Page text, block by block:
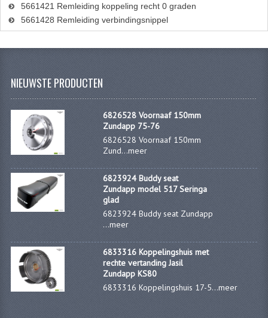
5661421 Remleiding koppeling recht 0 graden
5661428 Remleiding verbindingsnippel
NIEUWSTE PRODUCTEN
6826528 Voornaaf 150mm
Zundapp 75-76
6826528 Voornaaf 150mm
Zund...meer
6823924 Buddy seat
Zundapp model 517 Seringa
glad
6823924 Buddy seat Zundapp
...meer
6833316 Koppelingshuis met
rechte vertanding Jasil
Zundapp KS80
6833316 Koppelingshuis 17-5...meer